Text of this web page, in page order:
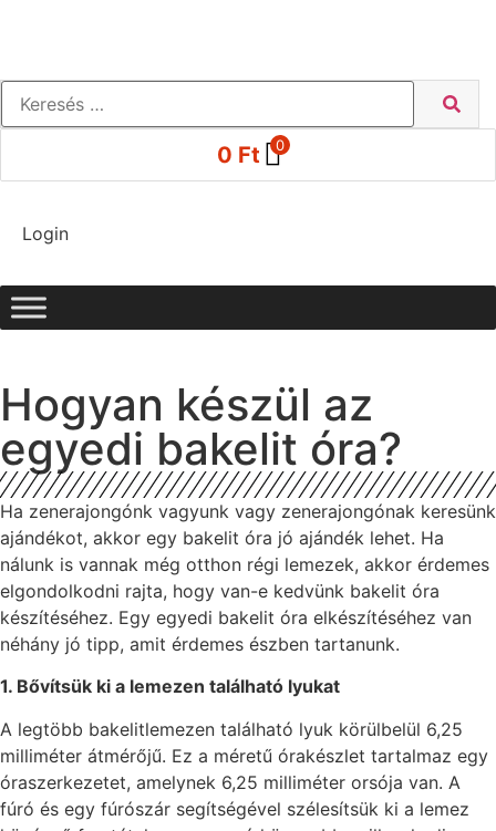
0 Ft 0
Login
Hogyan készül az
egyedi bakelit óra?
Ha zenerajongónk vagyunk vagy zenerajongónak keresünk
ajándékot, akkor egy bakelit óra jó ajándék lehet. Ha
nálunk is vannak még otthon régi lemezek, akkor érdemes
elgondolkodni rajta, hogy van-e kedvünk bakelit óra
készítéséhez. Egy egyedi bakelit óra elkészítéséhez van
néhány jó tipp, amit érdemes észben tartanunk.
1. Bővítsük ki a lemezen található lyukat
A legtöbb bakelitlemezen található lyuk körülbelül 6,25
milliméter átmérőjű. Ez a méretű órakészlet tartalmaz egy
óraszerkezetet, amelynek 6,25 milliméter orsója van. A
fúró és egy fúrószár segítségével szélesítsük ki a lemez